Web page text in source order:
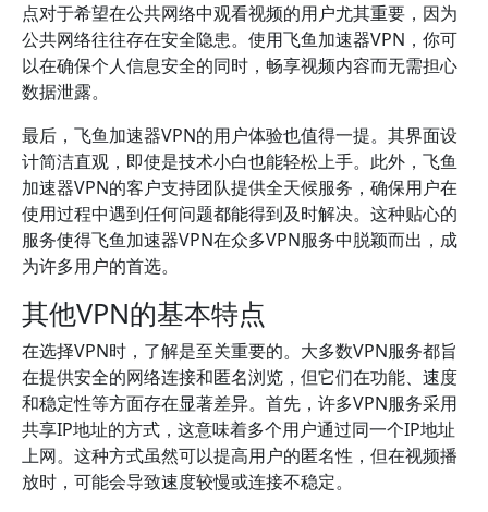
点对于希望在公共网络中观看视频的用户尤其重要，因为
公共网络往往存在安全隐患。使用飞鱼加速器VPN，你可
以在确保个人信息安全的同时，畅享视频内容而无需担心
数据泄露。
最后，飞鱼加速器VPN的用户体验也值得一提。其界面设
计简洁直观，即使是技术小白也能轻松上手。此外，飞鱼
加速器VPN的客户支持团队提供全天候服务，确保用户在
使用过程中遇到任何问题都能得到及时解决。这种贴心的
服务使得飞鱼加速器VPN在众多VPN服务中脱颖而出，成
为许多用户的首选。
其他VPN的基本特点
在选择VPN时，了解是至关重要的。大多数VPN服务都旨
在提供安全的网络连接和匿名浏览，但它们在功能、速度
和稳定性等方面存在显著差异。首先，许多VPN服务采用
共享IP地址的方式，这意味着多个用户通过同一个IP地址
上网。这种方式虽然可以提高用户的匿名性，但在视频播
放时，可能会导致速度较慢或连接不稳定。